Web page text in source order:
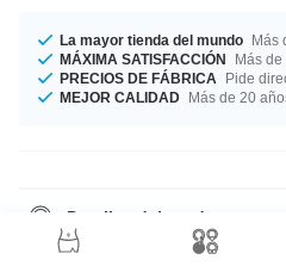
La mayor tienda del mundo Más
MÁXIMA SATISFACCIÓN
Más
PRECIOS DE FÁBRICA
Pide
MEJOR CALIDAD Más de 20
Detalles del producto
Grosor de 1.6 mm. Elige tu tamaño